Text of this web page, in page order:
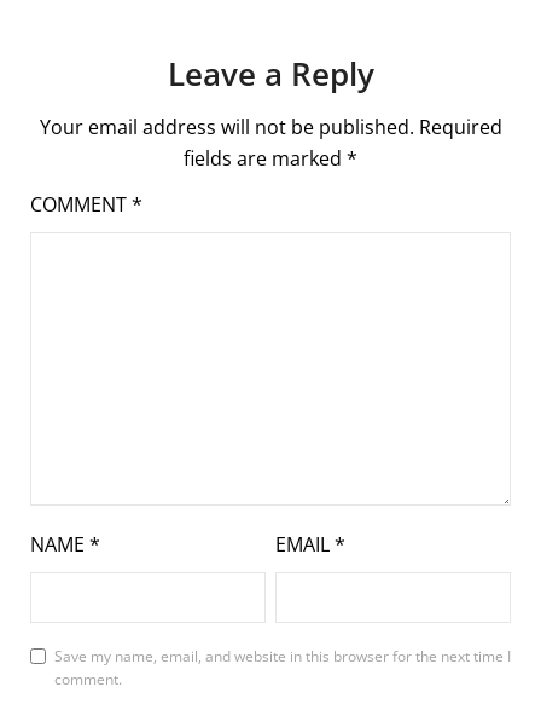
Leave a Reply
Your email address will not be published. Required
fields are marked *
COMMENT*
NAME * EMAIL*
Save my name, email, and website in this browser for the next time I
comment.